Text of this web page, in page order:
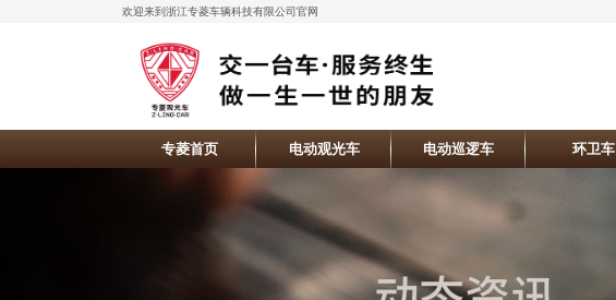
欢迎来到浙江专菱车辆科技有限公司官网
专菱首页 电动观光车 电动巡逻车 环卫车